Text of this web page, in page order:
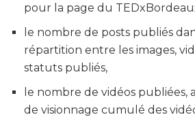
pour la page du
le nombre de posts publiés
répartition entre les images,
statuts publiés,
le nombre de vidéos publiées,
de visionnage cumulé des